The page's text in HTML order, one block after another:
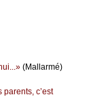
(Μаllаrmé)
с’еst